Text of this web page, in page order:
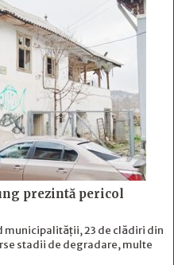
prezintă pericol
municipalității, 23 de clădiri din
stadii de degradare, multe